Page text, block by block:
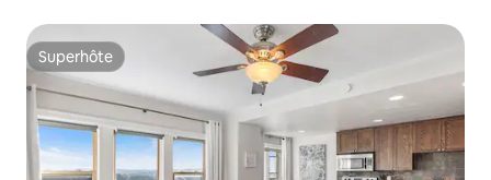
Superhôte
Superhôte